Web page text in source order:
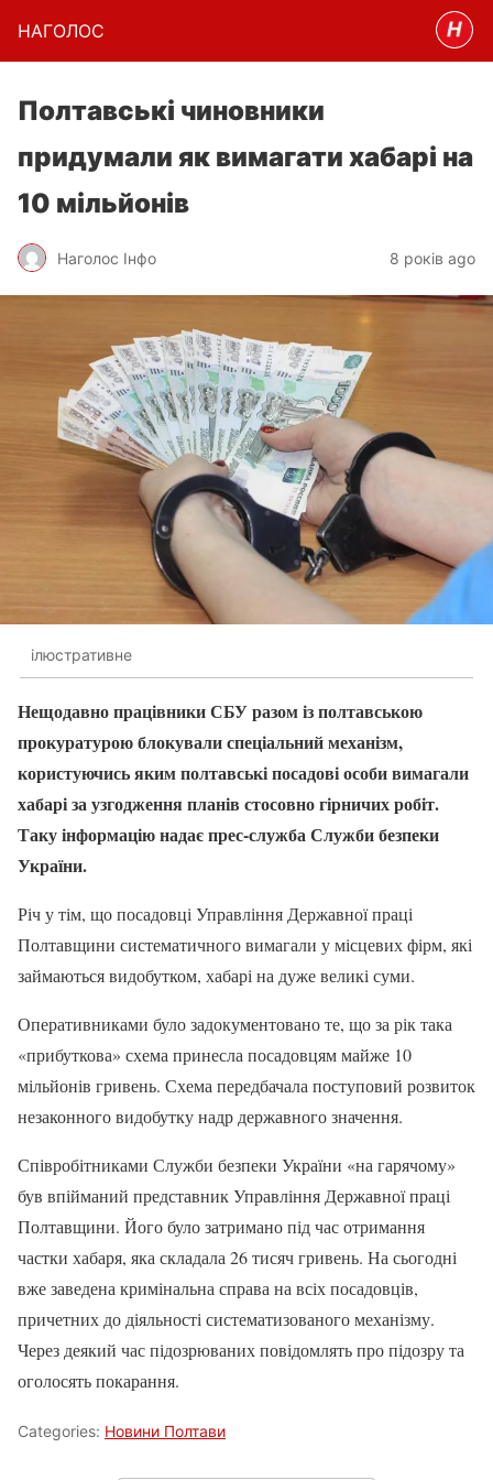
НАГОЛОC
Полтавські чиновники
придумали як вимагати хабарі на
10 мільйонів
Наголос Інфо 8 років ago
ілюстративне
Нещодавно працівники СБУ разом із полтавською
прокуратурою блокували спеціальний механізм,
користуючись яким полтавські посадові особи вимагали
хабарі за узгодження планів стосовно гірничих робіт.
Таку інформацію надає прес-служба Служби безпеки
України.
Річ у тім, що посадовці Управління Державної праці
Полтавщини систематичного вимагали у місцевих фірм, які
займаються видобутком, хабарі на дуже великі суми.
Оперативниками було задокументовано те, що за рік така
«прибуткова» схема принесла посадовцям майже 10
мільйонів гривень. Схема передбачала поступовий розвиток
незаконного видобутку надр державного значення.
Співробітниками Служби безпеки України «на гарячому»
був впійманий представник Управління Державної праці
Полтавщини. Його було затримано під час отримання
частки хабаря, яка складала 26 тисяч гривень. На сьогодні
вже заведена кримінальна справа на всіх посадовців,
причетних до діяльності систематизованого механізму.
Через деякий час підозрюваних повідомлять про підозру та
оголосять покарання.
Categories: Новини Полтави